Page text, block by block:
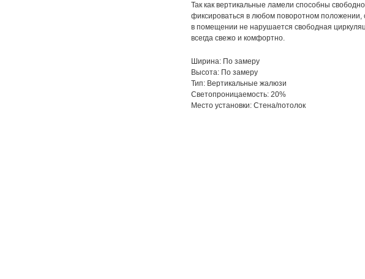
Так как вертикальные ламели способны
фиксироваться в любом поворотном
в помещении не нарушается свободная
всегда свежо и комфортно.
Ширина: По замеру
Высота: По замеру
Тип: Вертикальные жалюзи
Светопроницаемость: 20%
Место установки: Стена/потолок